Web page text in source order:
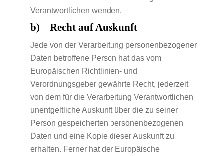
Verantwortlichen wenden.
b) Recht auf Auskunft
Jede von der Verarbeitung personenbezogener
Daten betroffene Person hat das vom
Europäischen Richtlinien- und
Verordnungsgeber gewährte Recht, jederzeit
von dem für die Verarbeitung Verantwortlichen
unentgeltliche Auskunft über die zu seiner
Person gespeicherten personenbezogenen
Daten und eine Kopie dieser Auskunft zu
erhalten. Ferner hat der Europäische